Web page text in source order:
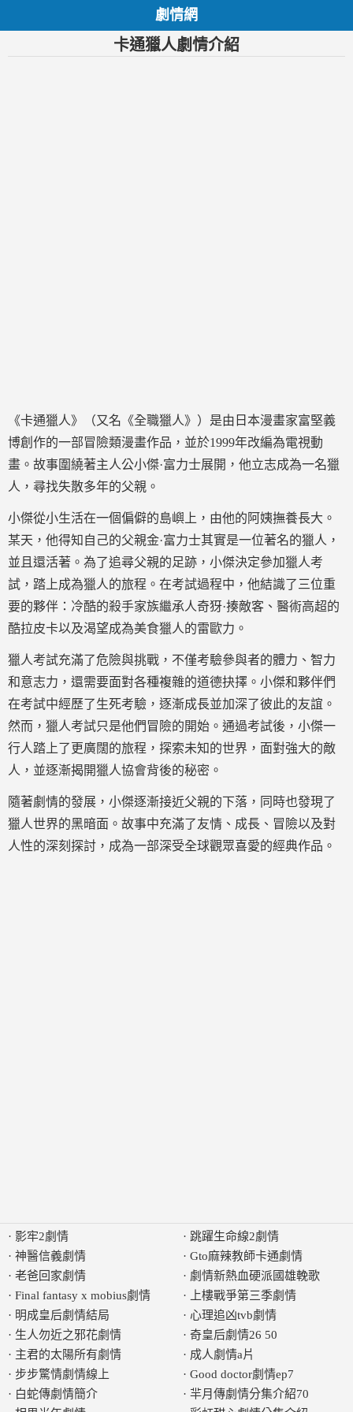
劇情網
卡通獵人劇情介紹
《卡通獵人》（又名《全職獵人》）是由日本漫畫家富堅義
博創作的一部冒險類漫畫作品，並於1999年改編為電視動
畫。故事圍繞著主人公小傑·富力士展開，他立志成為一名獵
人，尋找失散多年的父親。
小傑從小生活在一個偏僻的島嶼上，由他的阿姨撫養長大。
某天，他得知自己的父親金·富力士其實是一位著名的獵人，
並且還活著。為了追尋父親的足跡，小傑決定參加獵人考
試，踏上成為獵人的旅程。在考試過程中，他結識了三位重
要的夥伴：冷酷的殺手家族繼承人奇犽·揍敵客、醫術高超的
酷拉皮卡以及渴望成為美食獵人的雷歐力。
獵人考試充滿了危險與挑戰，不僅考驗參與者的體力、智力
和意志力，還需要面對各種複雜的道德抉擇。小傑和夥伴們
在考試中經歷了生死考驗，逐漸成長並加深了彼此的友誼。
然而，獵人考試只是他們冒險的開始。通過考試後，小傑一
行人踏上了更廣闊的旅程，探索未知的世界，面對強大的敵
人，並逐漸揭開獵人協會背後的秘密。
隨著劇情的發展，小傑逐漸接近父親的下落，同時也發現了
獵人世界的黑暗面。故事中充滿了友情、成長、冒險以及對
人性的深刻探討，成為一部深受全球觀眾喜愛的經典作品。
· 影牢2劇情
· 神醫信義劇情
· 老爸回家劇情
· Final fantasy x mobius劇情
· 明成皇后劇情結局
· 生人勿近之邪花劇情
· 主君的太陽所有劇情
· 步步驚情劇情線上
· 白蛇傳劇情簡介
· 跳躍生命線2劇情
· Gto麻辣教師卡通劇情
· 劇情新熱血硬派國雄輓歌
·
上樓戰爭第三季劇情
· 心理追凶tvb劇情
· 奇皇后劇情26 50
· 成人劇情a片
· Good doctor劇情ep7
· 羋月傳劇情分集介紹70